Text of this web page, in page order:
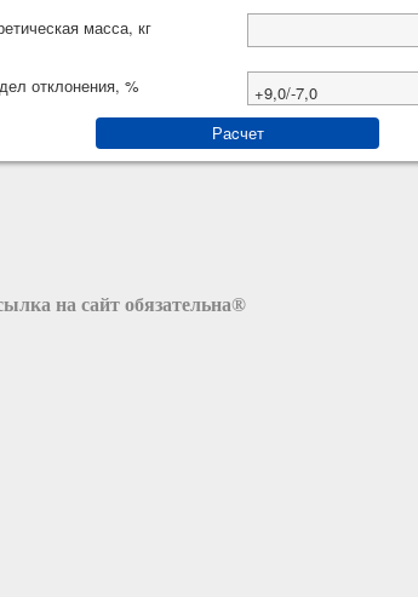
масса, кг
отклонения, %
+9,0/-7,0
Раcчет
на сайт обязательна®